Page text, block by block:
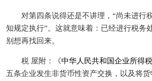
对第四条说得还是不讲理，“尚未进行
知规定执行”。这就意味着：已经进行税务
别想再找回来。
税 屋附：《中华人民共和国企业所得
五条企业发生非货币性资产交换，以及将